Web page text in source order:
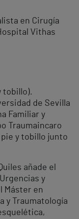
en Cirugía
Vithas
tobillo).
de Sevilla
Familiar y
Traumaincaro
y tobillo junto
añade el
y
Máster en
y Traumatología